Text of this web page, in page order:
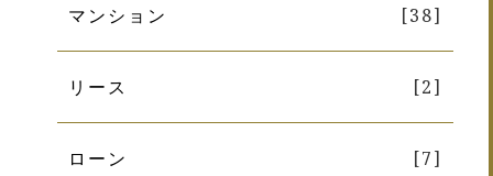
マンション [38]
リース [2]
ローン [7]